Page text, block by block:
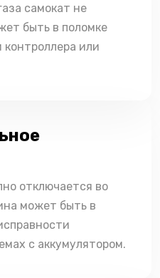
самокат не
быть в поломке
или
отключается во
может быть в
с аккумулятором.